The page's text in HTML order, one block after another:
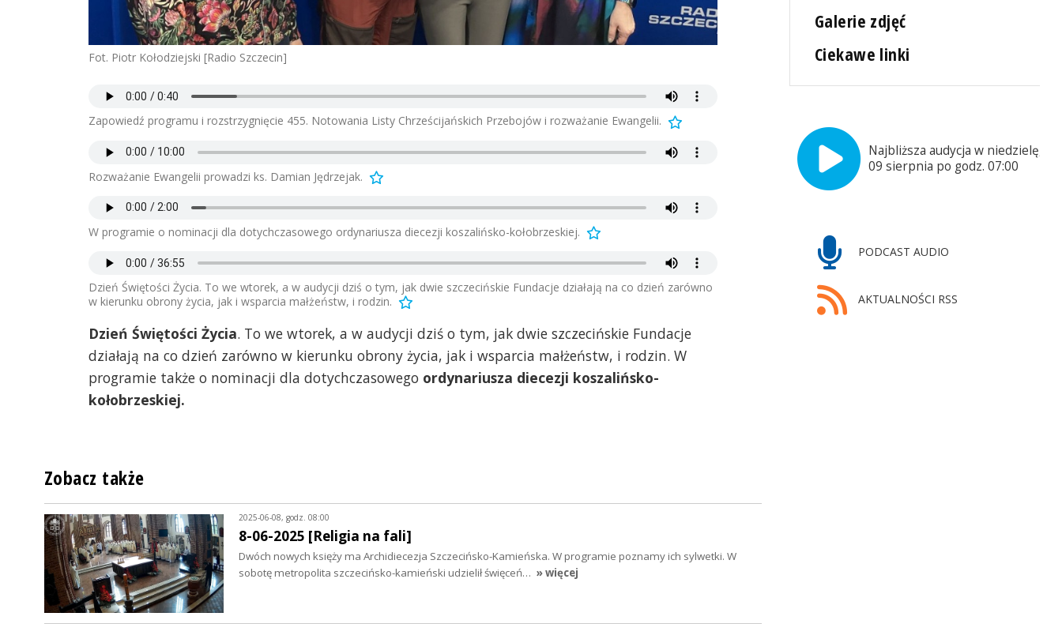
Fot. Piotr Kołodziejski [Radio Szczecin]
Zapowiedź programu i rozstrzygnięcie 455. Notowania Listy Chrześcijańskich Przebojów i rozważanie Ewangelii.
Rozważanie Ewangelii prowadzi ks. Damian Jędrzejak.
W programie o nominacji dla dotychczasowego ordynariusza diecezji koszalińsko-kołobrzeskiej.
Dzień Świętości Życia. To we wtorek, a w audycji dziś o tym, jak dwie szczecińskie Fundacje działają na co dzień zarówno
w kierunku obrony życia, jak i wsparcia małżeństw, i rodzin.
Dzień Świętości Życia. To we wtorek, a w audycji dziś o tym, jak dwie szczecińskie Fundacje
działają na co dzień zarówno w kierunku obrony życia, jak i wsparcia małżeństw, i rodzin. W
programie także o nominacji dla dotychczasowego ordynariusza diecezji koszalińsko-
kołobrzeskiej.
Galerie zdjęć
Ciekawe linki
Najbliższa audycja w niedzielę,
09 sierpnia po godz. 07:00
PODCAST AUDIO
AKTUALNOŚCI RSS
Zobacz także
2025-06-08, godz. 08:00
8-06-2025 [Religia na fali]
Dwóch nowych księży ma Archidiecezja Szczecińsko-Kamieńska. W programie poznamy ich sylwetki. W
sobotę metropolita szczecińsko-kamieński udzielił święceń… » więcej